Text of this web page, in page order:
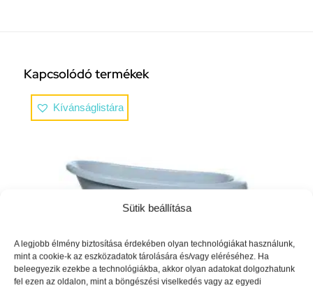
Sütik beállítása
A legjobb élmény biztosítása érdekében olyan technológiákat használunk,
mint a cookie-k az eszközadatok tárolására és/vagy eléréséhez. Ha
beleegyezik ezekbe a technológiákba, akkor olyan adatokat dolgozhatunk
fel ezen az oldalon, mint a böngészési viselkedés vagy az egyedi
Kapcsolódó termékek
Kívánságlistára